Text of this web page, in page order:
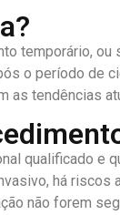
temporário,
o período
as tendências
qualificado
há
não forem